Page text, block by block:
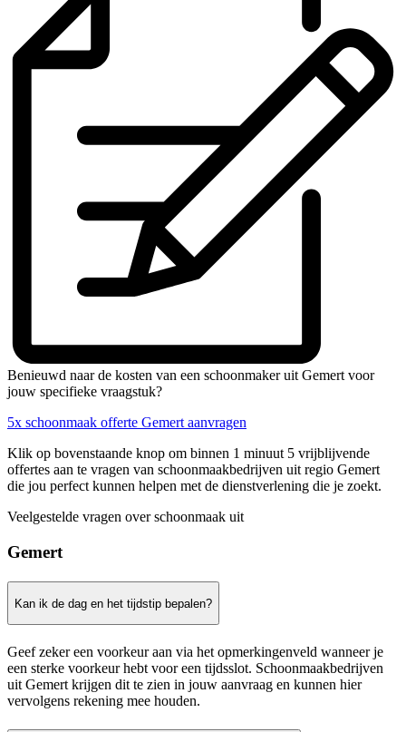
Benieuwd naar de kosten van een schoonmaker uit Gemert voor
jouw specifieke vraagstuk?
5x schoonmaak offerte Gemert aanvragen
Klik op bovenstaande knop om binnen 1 minuut 5 vrijblijvende
offertes aan te vragen van schoonmaakbedrijven uit regio Gemert
die jou perfect kunnen helpen met de dienstverlening die je zoekt.
Veelgestelde vragen over schoonmaak uit
Gemert
Kan ik de dag en het tijdstip bepalen?
Geef zeker een voorkeur aan via het opmerkingenveld wanneer je
een sterke voorkeur hebt voor een tijdsslot. Schoonmaakbedrijven
uit Gemert krijgen dit te zien in jouw aanvraag en kunnen hier
vervolgens rekening mee houden.